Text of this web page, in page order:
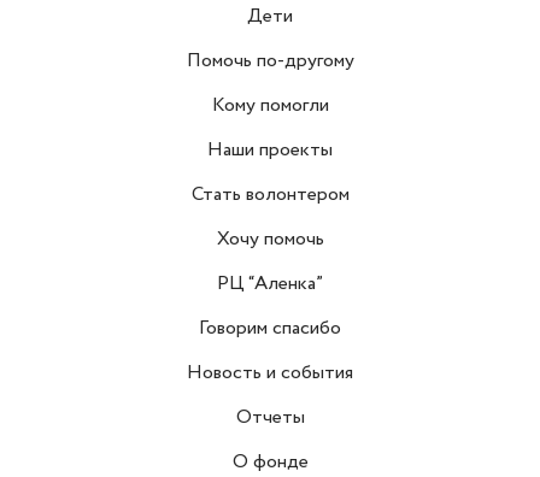
Дети
Помочь по-другому
Кому помогли
Наши проекты
Стать волонтером
Хочу помочь
РЦ “Аленка”
Говорим спасибо
Новость и события
Отчеты
О фонде